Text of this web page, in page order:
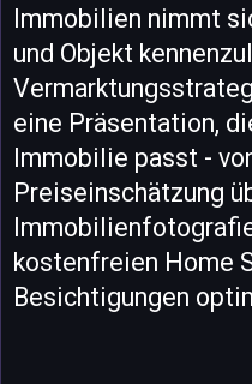
Immobilien nimmt
und Objekt
eine Präsentation,
Immobilie passt -
Preiseinschätzung
kostenfreien Home
Besichtigungen